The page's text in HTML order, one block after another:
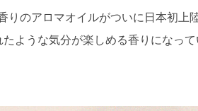
りのアロマオイルがついに日本初
ような気分が楽しめる香りになっ